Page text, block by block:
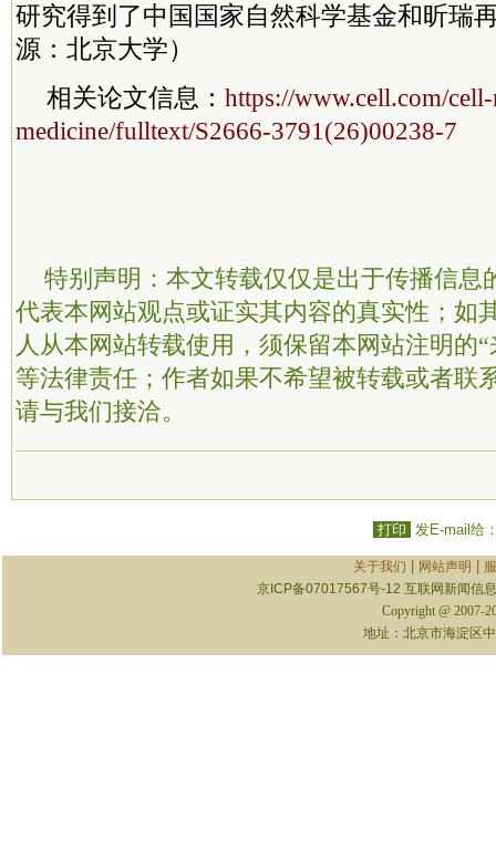
研究得到了中国国家自然科学基金和昕瑞
源：北京大学）
相关论文信息： https://www.cell.com/
medicine/fulltext/S2666-3791(26)00238-7
特别声明：本文转载仅仅是出于传播信息
代表本网站观点或证实其内容的真实性；如
人从本网站转载使用，须保留本网站注明的
等法律责任；作者如果不希望被转载或者联
请与我们接洽。
打印 发E-mail给
关于我们 网站声明
京ICP备07017567号-12 互联网新闻信
Copyright @ 2007-
地址：北京市海淀区